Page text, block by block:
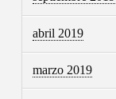
abril 2019
marzo 2019